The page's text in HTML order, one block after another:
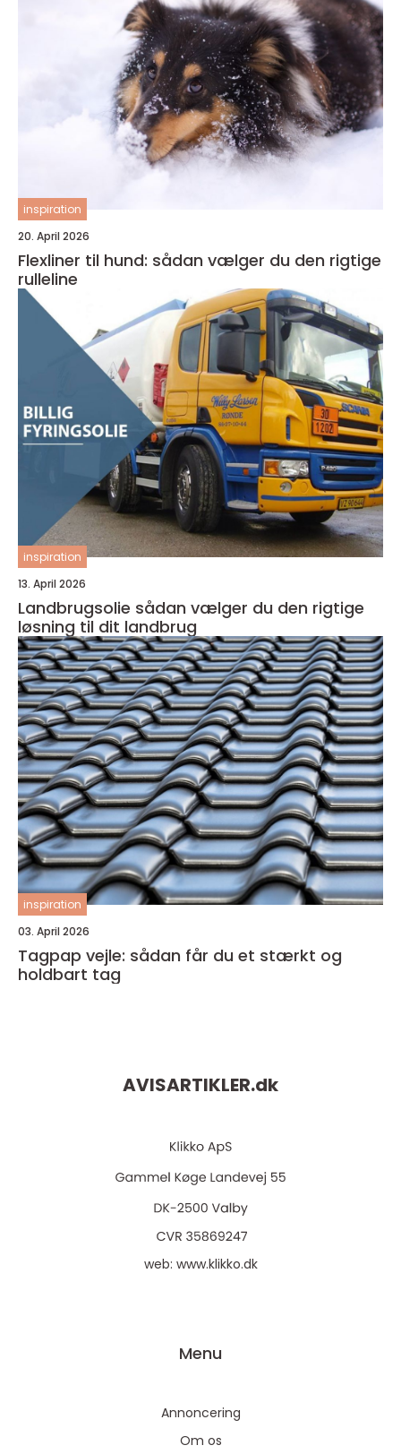
inspiration
20. April 2026
Flexliner til hund: sådan vælger du den rigtige
rulleline
inspiration
13. April 2026
Landbrugsolie sådan vælger du den rigtige
løsning til dit landbrug
inspiration
03. April 2026
Tagpap vejle: sådan får du et stærkt og
holdbart tag
AVISARTIKLER.dk
web: www.klikko.dk
Menu
Annoncering
Om os